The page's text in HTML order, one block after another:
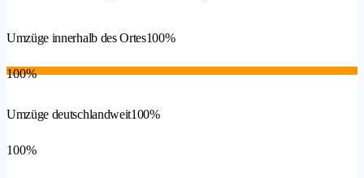
Umzüge innerhalb des Ortes100%
100%
Umzüge deutschlandweit100%
100%